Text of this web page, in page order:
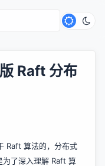
Raft 分布
Raft 算法的，分布式
为了深入理解 Raft 算